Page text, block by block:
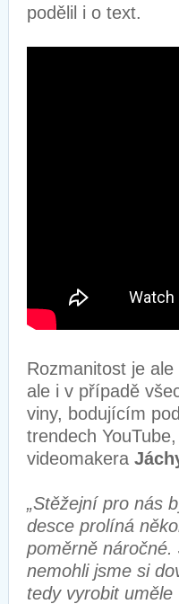
podělil i o text.
Rozmanitost je
ale i v případě
viny, bodujícím
trendech
videomakera
„Stěžejní pro nás
desce prolíná
poměrně
nemohli jsme si
tedy vyrobit uměle